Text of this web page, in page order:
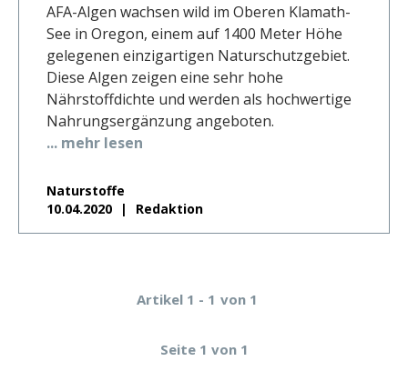
AFA-Algen wachsen wild im Oberen Klamath-
See in Oregon, einem auf 1400 Meter Höhe
gelegenen einzigartigen Naturschutzgebiet.
Diese Algen zeigen eine sehr hohe
Nährstoffdichte und werden als hochwertige
Nahrungsergänzung angeboten.
... mehr lesen
Naturstoffe
10.04.2020
Redaktion
Artikel 1 - 1 von 1
Seite 1 von 1